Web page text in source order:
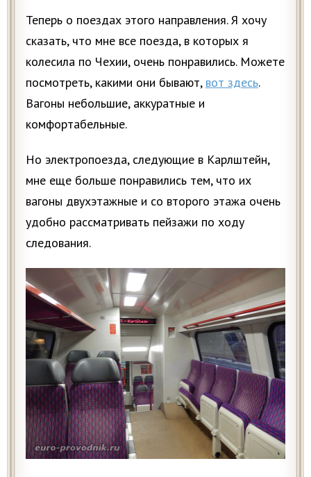
Теперь о поездах этого направления. Я хочу
сказать, что мне все поезда, в которых я
колесила по Чехии, очень понравились. Можете
посмотреть, какими они бывают, вот здесь.
Вагоны небольшие, аккуратные и
комфортабельные.
Но электропоезда, следующие в Карлштейн,
мне еще больше понравились тем, что их
вагоны двухэтажные и со второго этажа очень
удобно рассматривать пейзажи по ходу
следования.